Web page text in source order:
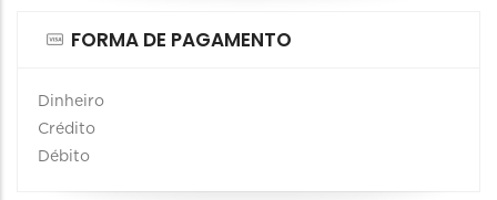
FORMA DE PAGAMENTO
Dinheiro
Crédito
Débito